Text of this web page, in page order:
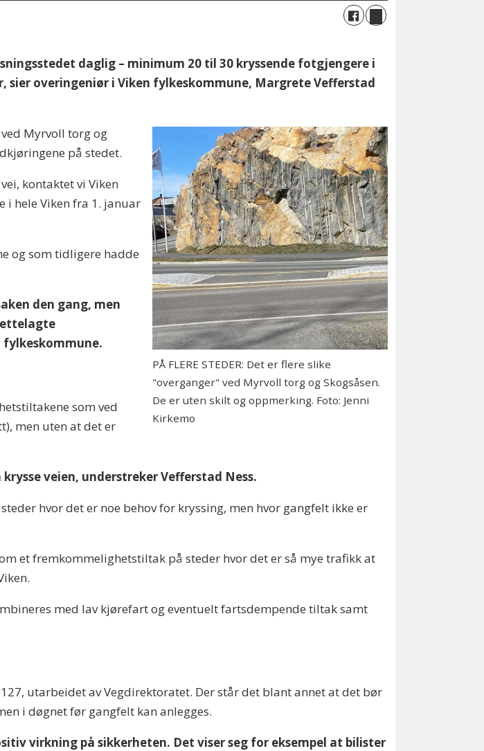
daglig – minimum 20 til 30 kryssende fotgjengere i
overingeniør i Viken fylkeskommune, Margrete Vefferstad
PÅ FLERE STEDER: Det er flere slike
"overganger" ved Myrvoll torg og Skogsåsen.
De er uten skilt og oppmerking. Foto: Jenni
Kirkemo
Myrvoll torg og
på stedet.
kontaktet vi Viken
i hele Viken fra 1. januar
og som tidligere hadde
den gang, men
fylkeskommune.
som ved
men uten at det er
veien, understreker Vefferstad Ness.
hvor det er noe behov for kryssing, men hvor gangfelt ikke er
et fremkommelighetstiltak på steder hvor det er så mye trafikk at
med lav kjørefart og eventuelt fartsdempende tiltak samt
utarbeidet av Vegdirektoratet. Der står det blant annet at det bør
i døgnet før gangfelt kan anlegges.
virkning på sikkerheten. Det viser seg for eksempel at bilister